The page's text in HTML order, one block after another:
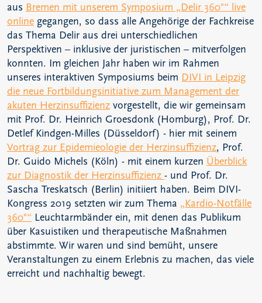
aus Bremen mit unserem Symposium „Delir 360°“ live
online gegangen, so dass alle Angehörige der Fachkreise
das Thema Delir aus drei unterschiedlichen
Perspektiven – inklusive der juristischen – mitverfolgen
konnten. Im gleichen Jahr haben wir im Rahmen
unseres interaktiven Symposiums beim DIVI in Leipzig
die neue Fortbildungsinitiative zum Management der
akuten Herzinsuffizienz vorgestellt, die wir gemeinsam
mit Prof. Dr. Heinrich Groesdonk (Homburg), Prof. Dr.
Detlef Kindgen-Milles (Düsseldorf) - hier mit seinem
Vortrag zur Epidemieologie der Herzinsuffizienz, Prof.
Dr. Guido Michels (Köln) - mit einem kurzen Überblick
zur Diagnostik der Herzinsuffizienz - und Prof. Dr.
Sascha Treskatsch (Berlin) initiiert haben. Beim DIVI-
Kongress 2019 setzten wir zum Thema „Kardio-Notfälle
360°“ Leuchtarmbänder ein, mit denen das Publikum
über Kasuistiken und therapeutische Maßnahmen
abstimmte. Wir waren und sind bemüht, unsere
Veranstaltungen zu einem Erlebnis zu machen, das viele
erreicht und nachhaltig bewegt.